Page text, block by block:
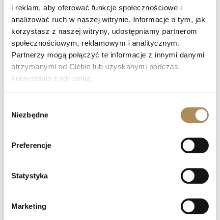
i reklam, aby oferować funkcje społecznościowe i
analizować ruch w naszej witrynie. Informacje o tym, jak
korzystasz z naszej witryny, udostępniamy partnerom
społecznościowym, reklamowym i analitycznym.
Partnerzy mogą połączyć te informacje z innymi danymi
otrzymanymi od Ciebie lub uzyskanymi podczas
korzystania z ich usług.
zgody
Niezbędne
Preferencje
Statystyka
Marketing
Czy każdy przedmiot posiada certyfikat
autentyczności?
Co oznacza „LUXOS Arts Certified Selection”?
Jakie certyfikaty posiada zespół LUXOS Arts?
Czy LUXOS Arts oferuje doradztwo